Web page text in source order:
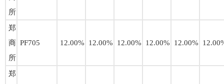
所
郑
商
所
PF705 12.00% 12.00% 12.00% 12.00% 12.00%
郑